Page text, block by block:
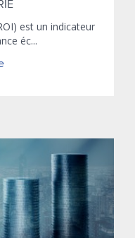
est un indicateur
éc...